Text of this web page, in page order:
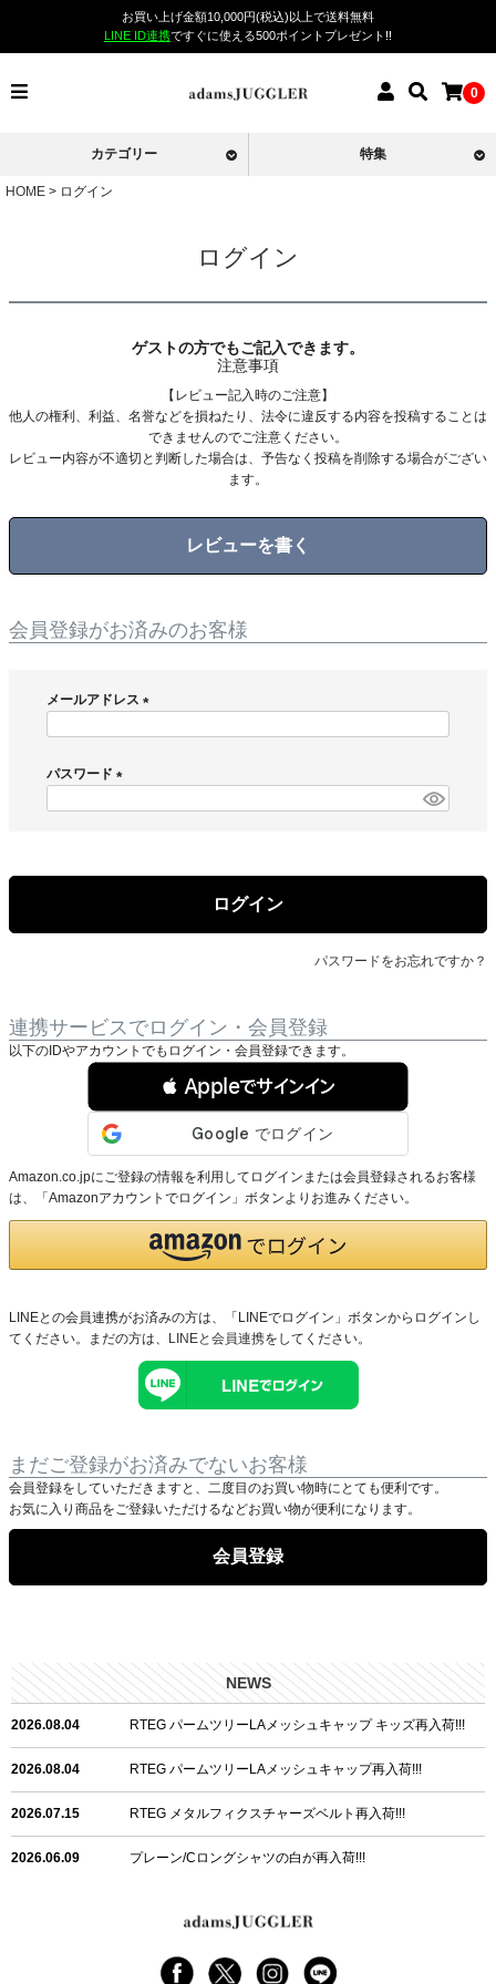
お買い上げ金額10,000円(税込)以上で送料無料
LINE ID連携ですぐに使える500ポイントプレゼント!!
0
カテゴリー 特集
HOME ログイン
ログイン
ゲストの方でもご記入できます。
注意事項
【レビュー記入時のご注意】
他人の権利、利益、名誉などを損ねたり、法令に違反する内容を投稿することは
できませんのでご注意ください。
レビュー内容が不適切と判断した場合は、予告なく投稿を削除する場合がござい
ます。
レビューを書く
会員登録がお済みのお客様
メールアドレス
)
パスワード
ログイン
パスワードをお忘れですか？
連携サービスでログイン・会員登録
以下のIDやアカウントでもログイン・会員登録できます。
 Appleでサインイン
Amazon.co.jpにご登録の情報を利用してログインまたは会員登録されるお客様
は、「Amazonアカウントでログイン」ボタンよりお進みください。
LINEとの会員連携がお済みの方は、「LINEでログイン」ボタンからログインし
てください。まだの方は、 LINEと会員連携をしてください。
まだご登録がお済みでないお客様
会員登録をしていただきますと、二度目のお買い物時にとても便利です。
お気に入り商品をご登録いただけるなどお買い物が便利になります。
会員登録
NEWS
2026.08.04 RTEG パームツリーLAメッシュキャップ キッズ再入荷!!!
2026.08.04 RTEG パームツリーLAメッシュキャップ再入荷!!!
2026.07.15 RTEG メタルフィクスチャーズベルト再入荷!!!
2026.06.09 プレーン/Cロングシャツの白が再入荷!!!